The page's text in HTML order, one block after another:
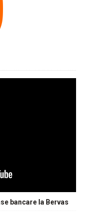
bancare la Bervas